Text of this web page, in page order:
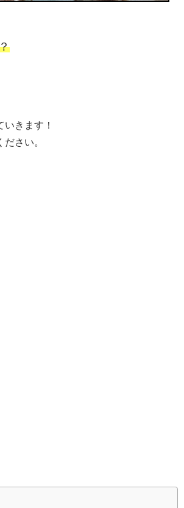
きます！
さい。